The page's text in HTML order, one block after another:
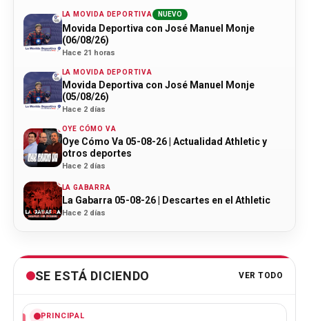
LA MOVIDA DEPORTIVA NUEVO
Movida Deportiva con José Manuel Monje
(06/08/26)
Hace 21 horas
LA MOVIDA DEPORTIVA
Movida Deportiva con José Manuel Monje
(05/08/26)
Hace 2 días
OYE CÓMO VA
Oye Cómo Va 05-08-26 | Actualidad Athletic y
otros deportes
Hace 2 días
LA GABARRA
La Gabarra 05-08-26 | Descartes en el Athletic
Hace 2 días
SE ESTÁ DICIENDO VER TODO
PRINCIPAL